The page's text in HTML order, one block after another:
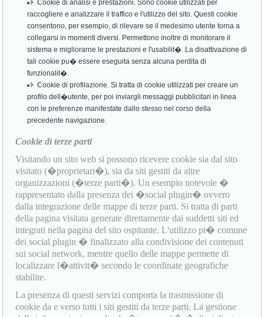
Cookie di analisi e prestazioni. Sono cookie utilizzati per
raccogliere e analizzare il traffico e l'utilizzo del sito. Questi cookie
consentono, per esempio, di rilevare se il medesimo utente torna a
collegarsi in momenti diversi. Permettono inoltre di monitorare il
sistema e migliorarne le prestazioni e l'usabilit�. La disattivazione di
tali cookie pu� essere eseguita senza alcuna perdita di
funzionalit�.
Cookie di profilazione. Si tratta di cookie utilizzati per creare un
profilo dell�utente, per poi inviargli messaggi pubblicitari in linea
con le preferenze manifestate dallo stesso nel corso della
precedente navigazione.
Cookie di terze parti
Visitando un sito web si possono ricevere cookie sia dal sito
visitato (�proprietari�), sia da siti gestiti da altre
organizzazioni (�terze parti�). Un esempio notevole �
rappresentato dalla presenza dei �social plugin� ovvero
dalla integrazione delle mappe di terze parti. Si tratta di parti
della pagina visitata generate direttamente dai suddetti siti ed
integrati nella pagina del sito ospitante. L'utilizzo pi� comune
dei social plugin � finalizzato alla condivisione dei contenuti
sui social network, mentre quello delle mappe permette di
localizzare l�attivit� secondo le coordinate geografiche
stabilite.
La presenza di questi servizi comporta la trasmissione di
cookie da e verso tutti i siti gestiti da terze parti. La gestione